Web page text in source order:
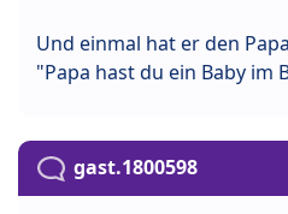
Und einmal hat er den
"Papa hast du ein Baby im
gast.1800598